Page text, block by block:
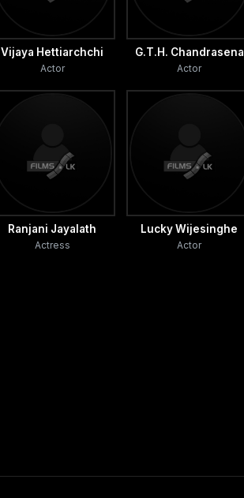
Vijaya Hettiarchchi
Actor
G.T.H. Chandrasena
Actor
Ranjani Jayalath
Actress
Lucky Wijesinghe
Actor